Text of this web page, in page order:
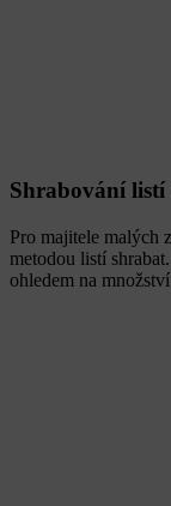
Shrabování listí
Pro majitele malých
metodou listí
ohledem na